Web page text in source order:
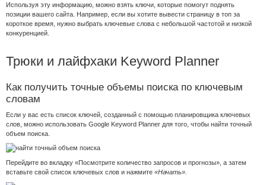
Используя эту информацию, можно взять ключи, которые помогут поднять
позиции вашего сайта. Например, если вы хотите вывести страницу в топ за
короткое время, нужно выбрать ключевые слова с небольшой частотой и низкой
конкуренцией.
Трюки и лайфхаки Keyword Planner
Как получить точные объемы поиска по ключевым
словам
Если у вас есть список ключей, созданный с помощью планировщика ключевых
слов, можно использовать Google Keyword Planner для того, чтобы найти точный
объем поиска.
Перейдите во вкладку «Посмотрите количество запросов и прогнозы», а затем
вставьте свой список ключевых слов и нажмите«Начать»